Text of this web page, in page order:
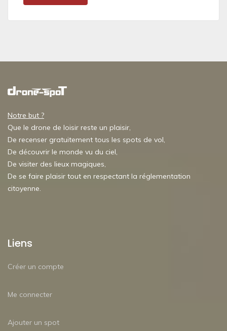
Notre but ?
Que le drone de loisir reste un plaisir,
De recenser gratuitement tous les spots de vol,
De découvrir le monde vu du ciel,
De visiter des lieux magiques,
De se faire plaisir tout en respectant la réglementation
citoyenne.
Liens
Créer un compte
Me connecter
Ajouter un spot